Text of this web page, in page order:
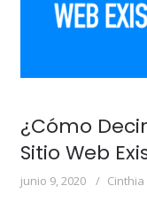
¿Cómo
Sitio Web
junio 9, 2020